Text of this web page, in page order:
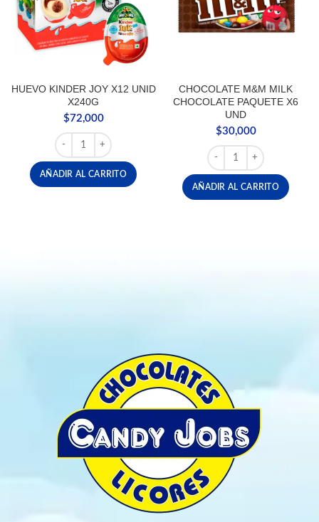
HUEVO KINDER JOY X12 UNID
X240G
$72,000
HUEVO KINDER JOY X12 UNID X240G cantidad
AÑADIR AL CARRITO
CHOCOLATE M&M MILK
CHOCOLATE PAQUETE X6
UND
$30,000
CHOCOLATE M&M
AÑADIR AL CARRITO